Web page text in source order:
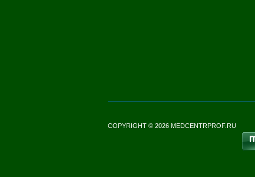
COPYRIGHT © 2026 MEDCENTRPROF.RU